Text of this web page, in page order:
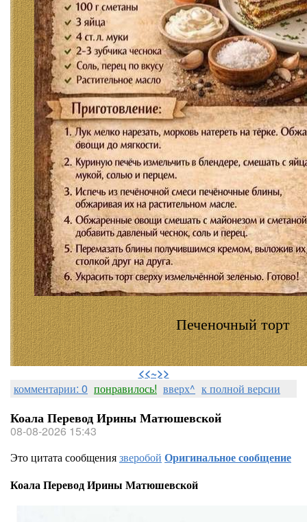
Печеночный торт
⠀
<<~>>
комментарии: 0 понравилось! вверх^ к полной версии
Коала Перевод Ирины Матюшевской
08-08-2026 15:43
Это цитата сообщениязверобой Оригинальное сообщение
Коала Перевод Ирины Матюшевской